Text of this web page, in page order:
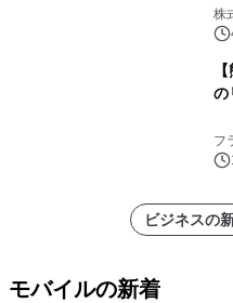
ー
株
の
フ
ビジネスの
モバイルの新着